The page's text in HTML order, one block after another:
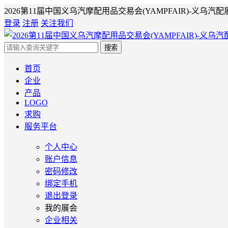
2026第11届中国义乌汽摩配用品交易会(YAMPFAIR)-义乌汽配
登录 注册 关注我们
搜索
首页
企业
产品
LOGO
求购
服务平台
个人中心
账户信息
密码修改
绑定手机
退出登录
我的展会
企业相关